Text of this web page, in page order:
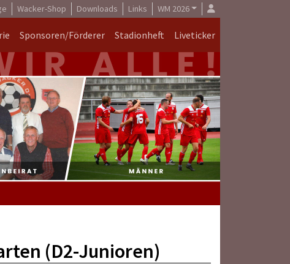
Wacker-Shop Downloads Links WM 2026
Sponsoren/Förderer Stadionheft Liveticker
(D2-Junioren)